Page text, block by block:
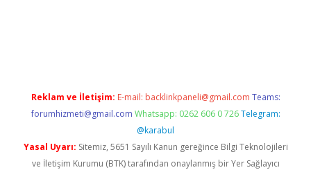
Reklam ve İletişim: E-mail: backlinkpaneli@gmail.com Teams:
forumhizmeti@gmail.com Whatsapp: 0262 606 0 726 Telegram:
@karabul
Yasal Uyarı: Sitemiz, 5651 Sayılı Kanun gereğince Bilgi Teknolojileri
ve İletişim Kurumu (BTK) tarafından onaylanmış bir Yer Sağlayıcı